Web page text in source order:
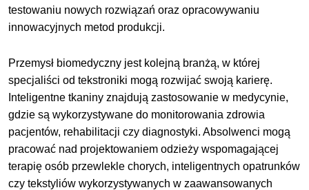
testowaniu nowych rozwiązań oraz opracowywaniu
innowacyjnych metod produkcji.
Przemysł biomedyczny jest kolejną branżą, w której
specjaliści od tekstroniki mogą rozwijać swoją karierę.
Inteligentne tkaniny znajdują zastosowanie w medycynie,
gdzie są wykorzystywane do monitorowania zdrowia
pacjentów, rehabilitacji czy diagnostyki. Absolwenci mogą
pracować nad projektowaniem odzieży wspomagającej
terapię osób przewlekle chorych, inteligentnych opatrunków
czy tekstyliów wykorzystywanych w zaawansowanych